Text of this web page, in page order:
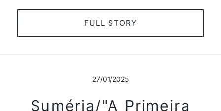
FULL STORY
27/01/2025
Suméria/"A Primeira